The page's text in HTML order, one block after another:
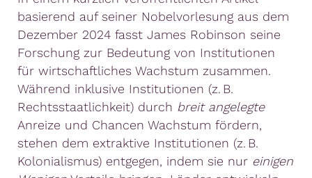
basierend auf seiner Nobelvorlesung aus dem
Dezember 2024 fasst James Robinson seine
Forschung zur Bedeutung von Institutionen
für wirtschaftliches Wachstum zusammen.
Während inklusive Institutionen (z. B.
Rechtsstaatlichkeit) durch breit angelegte
Anreize und Chancen Wachstum fördern,
stehen dem extraktive Institutionen (z. B.
Kolonialismus) entgegen, indem sie nur einigen